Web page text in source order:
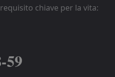
chiave per la vita:
59